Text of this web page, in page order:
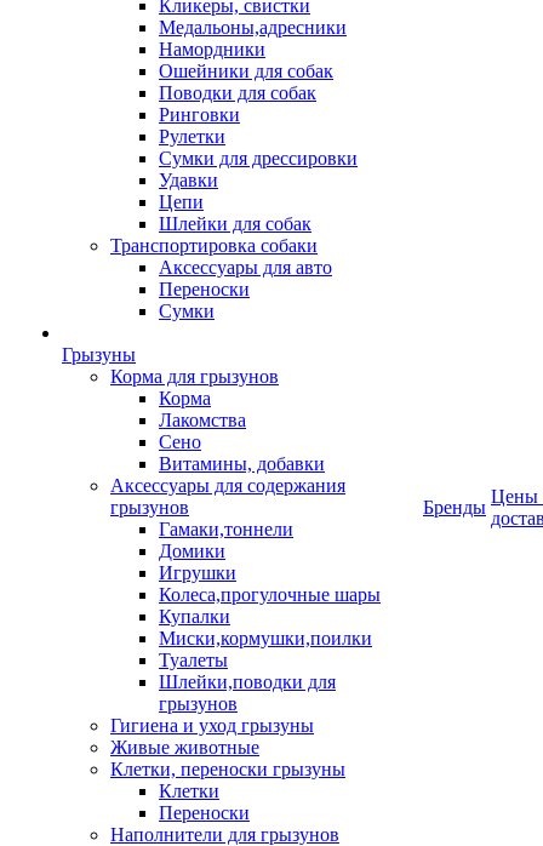
Кликеры, свистки
Медальоны,адресники
Намордники
Ошейники для собак
Поводки для собак
Ринговки
Рулетки
Сумки для дрессировки
Удавки
Цепи
Шлейки для собак
Транспортировка собаки
Аксессуары для авто
Переноски
Сумки
Грызуны
Корма для грызунов
Корма
Лакомства
Сено
Витамины, добавки
Аксессуары для содержания
грызунов
Гамаки,тоннели
Домики
Игрушки
Колеса,прогулочные шары
Купалки
Миски,кормушки,поилки
Туалеты
Шлейки,поводки для
грызунов
Гигиена и уход грызуны
Живые животные
Клетки, переноски грызуны
Клетки
Переноски
Наполнители для грызунов
Бренды
Цены